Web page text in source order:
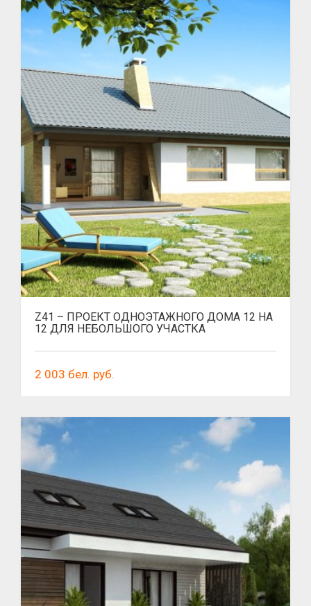
Z41 – ПРОЕКТ ОДНОЭТАЖНОГО ДОМА 12 НА
12 ДЛЯ НЕБОЛЬШОГО УЧАСТКА
2 003 бел. руб.